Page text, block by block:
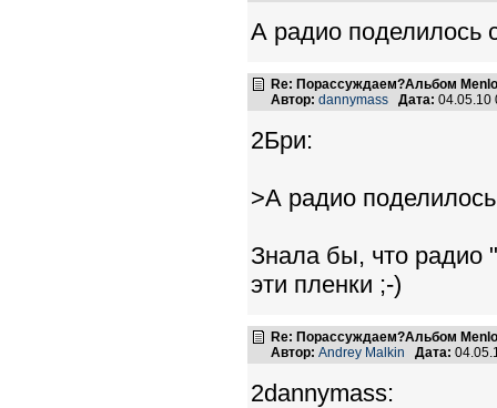
А радио поделилось
Re: Порассуждаем?Альбом
Автор: dannymass Дата:
2Бри:
>А радио
Знала бы, что радио
эти пленки ;-)
Re: Порассуждаем?Альбом
Автор: Andrey Malkin Дата:
2dannymass: